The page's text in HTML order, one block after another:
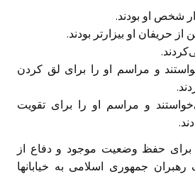
شخص او بودند.
از حریفان او بیزارتر بودند.
و مراسم او را برای لق کردن
و مراسم او را برای تقویت
برای حفظ وضعیت موجود و دفاع از
جمهوری اسلامی به خیابانها